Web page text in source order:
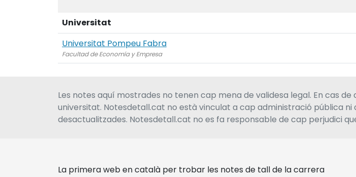
Universitat
Universitat Pompeu Fabra
Facultad de Economía y Empresa
Les notes aquí mostrades no tenen cap mena de validesa legal. En cas
universitat. Notesdetall.cat no està vinculat a cap administració pública
desactualitzades. Notesdetall.cat no es fa responsable de cap perjudici
La primera web en català per trobar les notes de tall de la carrera